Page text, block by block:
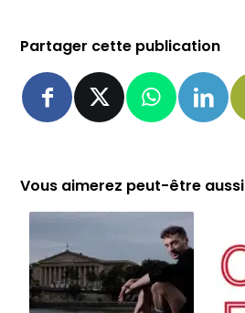
Partager cette publication
Vous aimerez peut-être aussi